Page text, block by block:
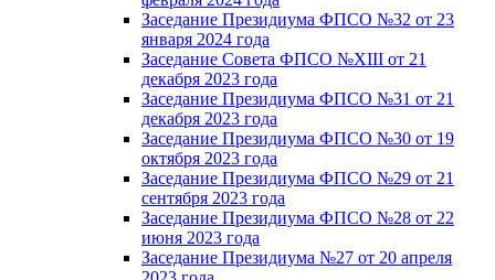
Заседание Президиума ФПСО №32 от 23
января 2024 года
Заседание Совета ФПСО №XIII от 21
декабря 2023 года
Заседание Президиума ФПСО №31 от 21
декабря 2023 года
Заседание Президиума ФПСО №30 от 19
октября 2023 года
Заседание Президиума ФПСО №29 от 21
сентября 2023 года
Заседание Президиума ФПСО №28 от 22
июня 2023 года
Заседание Президиума №27 от 20 апреля